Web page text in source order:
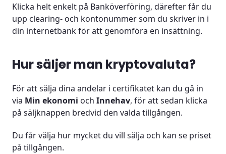
Klicka helt enkelt på Banköverföring, därefter får du
upp clearing- och kontonummer som du skriver in i
din internetbank för att genomföra en insättning.
Hur säljer man kryptovaluta?
För att sälja dina andelar i certifikatet kan du gå in
via Min ekonomi och Innehav, för att sedan klicka
på säljknappen bredvid den valda tillgången.
Du får välja hur mycket du vill sälja och kan se priset
på tillgången.